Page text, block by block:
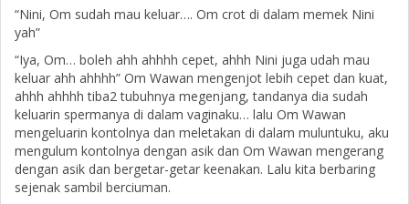
“Nini, Om sudah mau keluar…. Om crot di dalam memek Nini
yah”
“Iya, Om… boleh ahh ahhhh cepet, ahhh Nini juga udah mau
keluar ahh ahhhh” Om Wawan mengenjot lebih cepet dan kuat,
ahhh ahhhh tiba2 tubuhnya megenjang, tandanya dia sudah
keluarin spermanya di dalam vaginaku… lalu Om Wawan
mengeluarin kontolnya dan meletakan di dalam muluntuku, aku
mengulum kontolnya dengan asik dan Om Wawan mengerang
dengan asik dan bergetar-getar keenakan. Lalu kita berbaring
sejenak sambil berciuman.